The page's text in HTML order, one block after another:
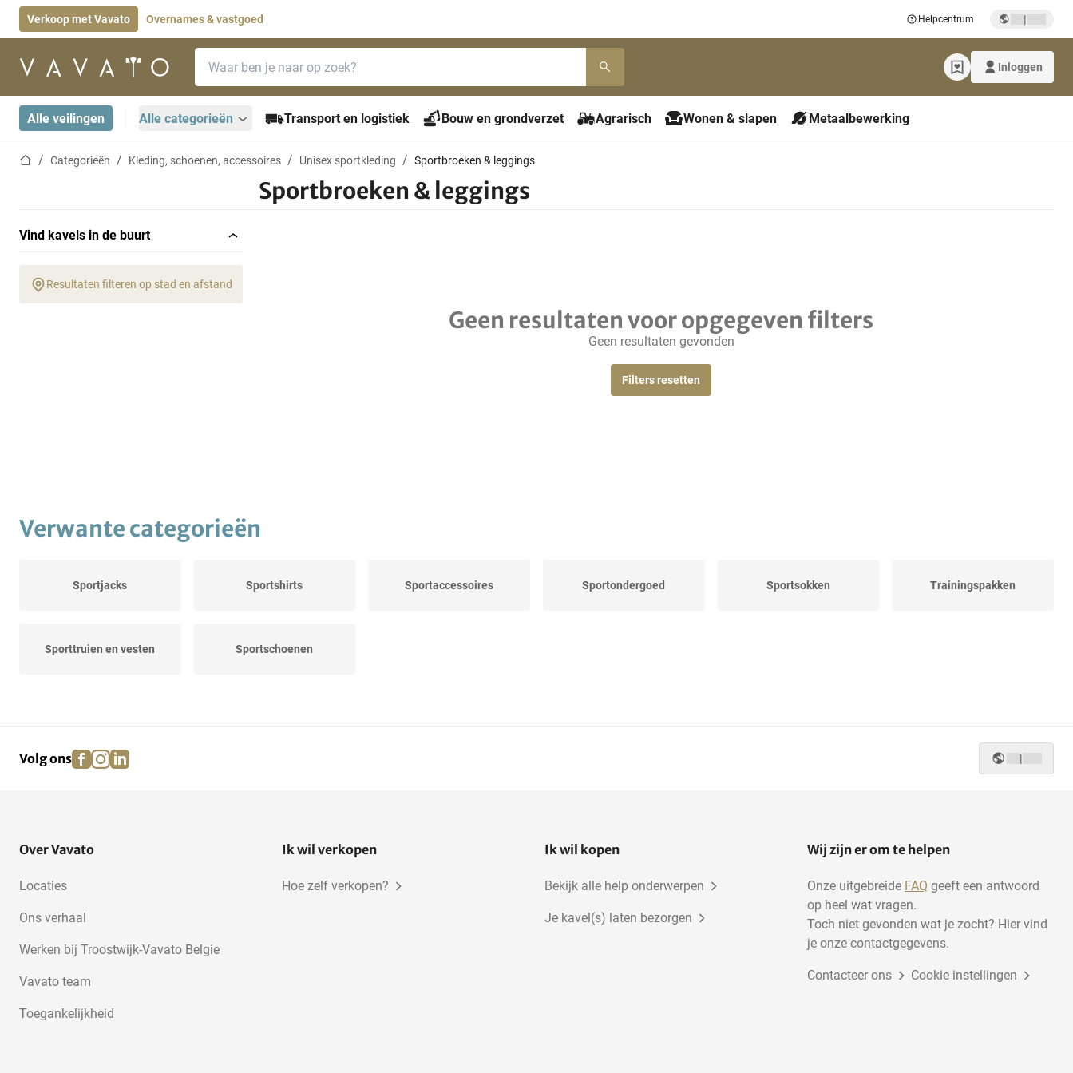
Verkoop met Vavato Overnames & vastgoed Helpcentrum |
Startpagina Inloggen
Alle veilingen Alle categorieën Transport en logistiek Bouw en grondverzet Agrarisch Wonen & slapen Metaalbewerking
StartpaginaCategorieën Kleding, schoenen, accessoires Unisex sportkleding Sportbroeken & leggings
Sportbroeken & leggings
Vind kavels in de buurt
Resultaten filteren op stad en afstand
Geen resultaten voor opgegeven filters
Geen resultaten gevonden
Filters resetten
Verwante categorieën
Sportjacks Sportshirts Sportaccessoires Sportondergoed Sportsokken Trainingspakken
Sporttruien en vesten Sportschoenen
Volg ons facebook
instagram
linkedin |
Over Vavato
Locaties
Ons verhaal
Werken bij Troostwijk-Vavato Belgie
Vavato team
Toegankelijkheid
Ik wil verkopen
Hoe zelf verkopen?
Ik wil kopen
Bekijk alle help onderwerpen
Je kavel(s) laten bezorgen
Wij zijn er om te helpen
Onze uitgebreide FAQ geeft een antwoord
op heel wat vragen.
Toch niet gevonden wat je zocht? Hier vind
je onze contactgegevens.
Contacteer ons Cookie instellingen